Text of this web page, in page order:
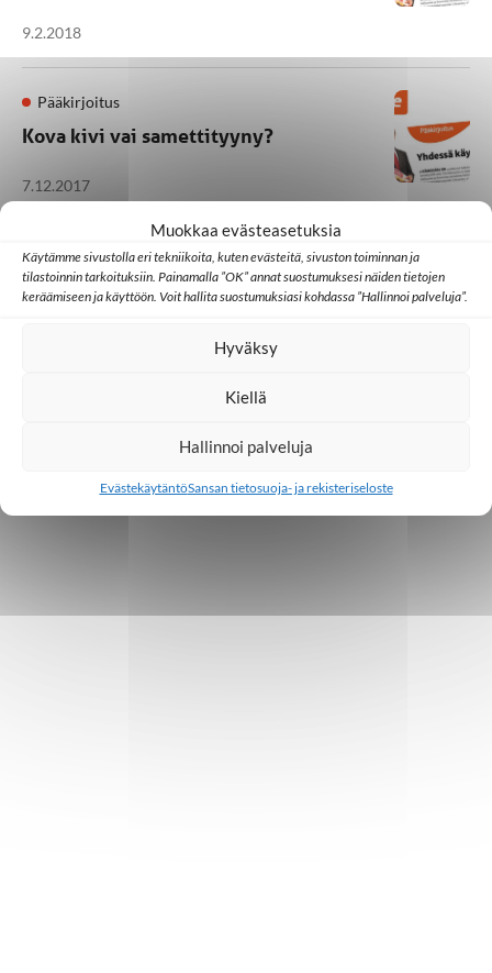
Muokkaa evästeasetuksia
Käytämme sivustolla eri tekniikoita, kuten evästeitä, sivuston toiminnan ja
tilastoinnin tarkoituksiin. Painamalla ”OK” annat suostumuksesi näiden tietojen
keräämiseen ja käyttöön. Voit hallita suostumuksiasi kohdassa ”Hallinnoi palveluja”.
Hyväksy
Kiellä
Hallinnoi palveluja
EvästekäytäntöSansan tietosuoja- ja rekisteriseloste
9.2.2018
Pääkirjoitus
Kova kivi vai samettityyny?
7.12.2017
1 2 3 4